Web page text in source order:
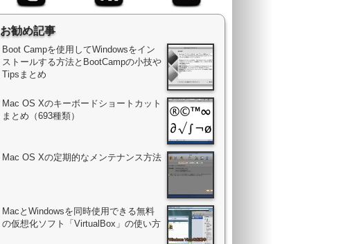
お勧め記事
Boot Campを使用してWindowsをイン
ストールする方法とBootCampの小技や
Tipsまとめ
Mac OS Xのキーボードショートカット
まとめ（693種類）
Mac OS Xの定期的なメンテナンス方法
MacとWindowsを同時使用できる無料
の仮想化ソフト「VirtualBox」の使い方